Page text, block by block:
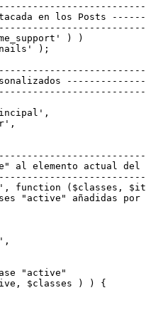
en los Posts
) )
);
al elemento actual del
function ($classes,
"active" añadidas por
"active"
$classes ) ) {